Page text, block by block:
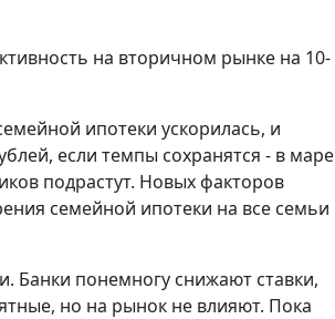
на вторичном рынке на 10-
ипотеки ускорилась, и
если темпы сохранятся - в маре
подрастут. Новых факторов
семейной ипотеки на все семьи
Банки понемногу снижают ставки,
но на рынок не влияют. Пока